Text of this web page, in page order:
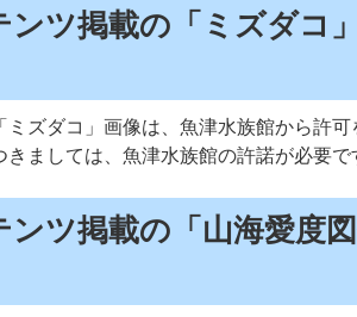
ンツ掲載の「ミズダコ
ミズダコ」画像は、魚津水族館から許
ましては、魚津水族館の許諾が必要で
ンツ掲載の「山海愛度